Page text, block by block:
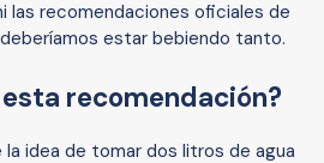
las recomendaciones oficiales de
estar bebiendo tanto.
recomendación?
idea de tomar dos litros de agua